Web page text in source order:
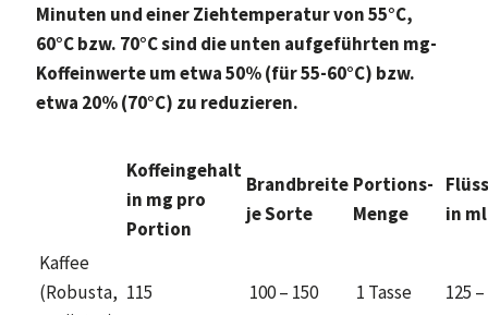
Minuten und einer Ziehtemperatur von 55°C,
60°C bzw. 70°C sind die unten aufgeführten mg-
Koffeinwerte um etwa 50% (für 55-60°C) bzw.
etwa 20% (70°C) zu reduzieren.
Koffeingehalt
in mg pro
Portion
Brandbreite
je Sorte
Portions-
Menge
in ml
Kaffee
(Robusta, 115 100 – 150 1 Tasse 125